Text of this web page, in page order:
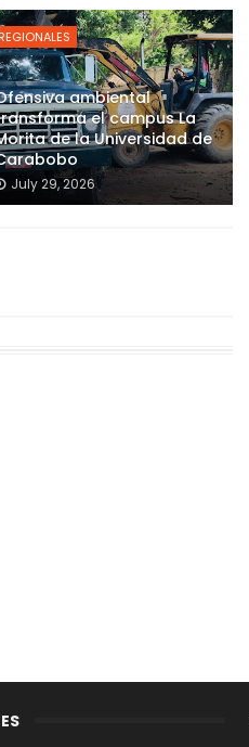
REGIONALES
ambiental
el campus La
de la Universidad de
July 29, 2026